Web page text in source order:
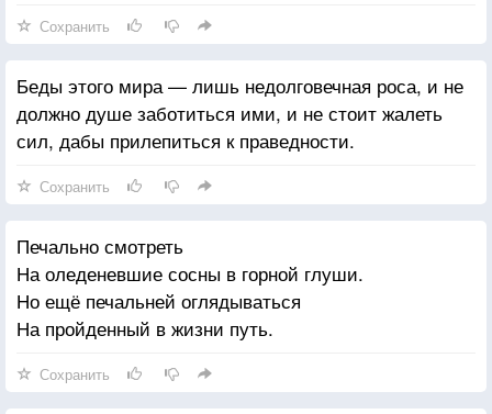
Сохранить
Беды этого мира — лишь недолговечная роса, и не
должно душе заботиться ими, и не стоит жалеть
сил, дабы прилепиться к праведности.
Сохранить
Печально смотреть
На оледеневшие сосны в горной глуши.
Но ещё печальней оглядываться
На пройденный в жизни путь.
Сохранить